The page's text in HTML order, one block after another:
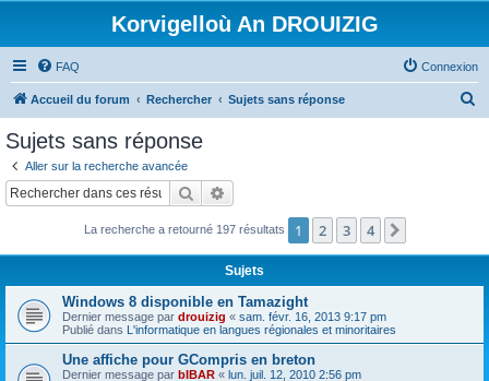
Korvigelloù An DROUIZIG
FAQ Connexion
Accueil du forum Rechercher Sujets sans réponse
c
Sujets sans réponse
Aller sur la recherche avancée
Rechercher
La recherche a retourné 197 résultats 1 2 3 4
Sujets
Windows 8 disponible en Tamazight
Dernier message par drouizig « sam. févr. 16, 2013 9:17 pm
Publié dans L'informatique en langues régionales et minoritaires
Une affiche pour GCompris en breton
Dernier message par bIBAR « lun. juil. 12, 2010 2:56 pm